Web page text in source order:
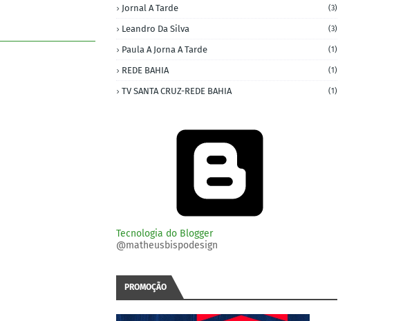
Jornal A Tarde (3)
Leandro Da Silva (3)
Paula A Jorna A Tarde (1)
REDE BAHIA (1)
TV SANTA CRUZ-REDE BAHIA (1)
Tecnologia do Blogger
@matheusbispodesign
PROMOÇÃO